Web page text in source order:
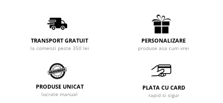
TRANSPORT GRATUIT
la comenzi peste 350 lei
PERSONALIZARE
produse asa cum vrei
PRODUSE UNICAT
lucrate manual
PLATA CU CARD
rapid si sigur